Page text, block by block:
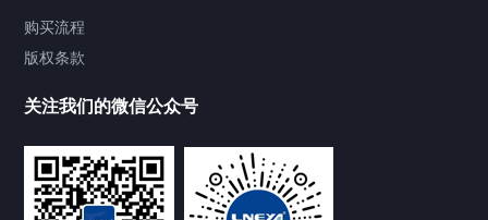
Chiller气体控温系统
Chamber试验箱
购买流程
版权条款
关注我们的微信公众号